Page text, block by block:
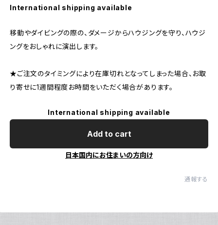
International shipping available
移動やダイビングの際の、ダメージからハウジングを守り、ハウジ
ングをおしゃれに演出します。
★ご注文のタイミングにより在庫切れとなってしまった場合、お取
り寄せに1週間程度お時間をいただく場合があります。
International shipping available
Add to cart
日本国内にお住まいの方向け
通報する